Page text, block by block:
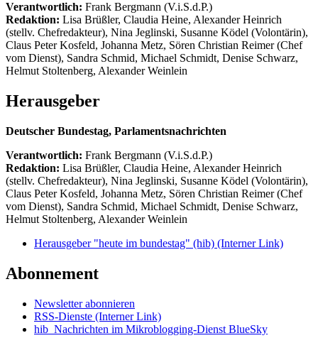
Verantwortlich: Frank Bergmann (V.i.S.d.P.)
Redaktion: Lisa Brüßler, Claudia Heine, Alexander Heinrich
(stellv. Chefredakteur), Nina Jeglinski, Susanne Ködel (Volontärin),
Claus Peter Kosfeld, Johanna Metz, Sören Christian Reimer (Chef
vom Dienst), Sandra Schmid, Michael Schmidt, Denise Schwarz,
Helmut Stoltenberg, Alexander Weinlein
Herausgeber
Deutscher Bundestag, Parlamentsnachrichten
Verantwortlich: Frank Bergmann (V.i.S.d.P.)
Redaktion: Lisa Brüßler, Claudia Heine, Alexander Heinrich
(stellv. Chefredakteur), Nina Jeglinski, Susanne Ködel (Volontärin),
Claus Peter Kosfeld, Johanna Metz, Sören Christian Reimer (Chef
vom Dienst), Sandra Schmid, Michael Schmidt, Denise Schwarz,
Helmut Stoltenberg, Alexander Weinlein
Herausgeber "heute im bundestag" (hib) (Interner Link)
Abonnement
Newsletter abonnieren
RSS-Dienste (Interner Link)
hib_Nachrichten im Mikroblogging-Dienst BlueSky